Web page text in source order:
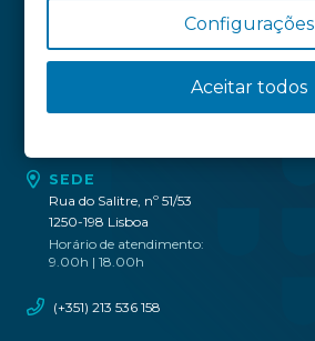
SEDE
Rua do Salitre, nº 51/53
1250-198 Lisboa
Horário de atendimento:
9.00h | 18.00h
(+351) 213 536 158
Configurações
Aceitar todos